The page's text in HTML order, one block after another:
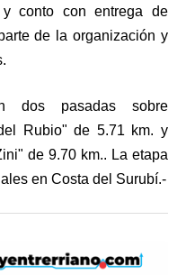
conto con entrega de
de la organización y
dos pasadas sobre
Rubio" de 5.71 km. y
de 9.70 km.. La etapa
en Costa del Surubí.-